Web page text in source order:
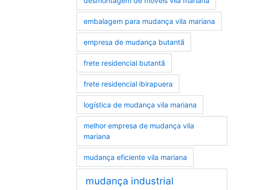
embalagem para mudança vila mariana
empresa de mudança butantã
frete residencial butantã
frete residencial ibirapuera
logística de mudança vila mariana
melhor empresa de mudança vila
mariana
mudança eficiente vila mariana
mudança industrial